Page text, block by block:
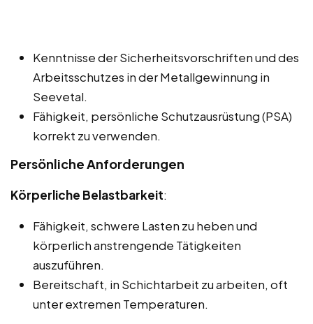
Kenntnisse der Sicherheitsvorschriften und des
Arbeitsschutzes in der Metallgewinnung in
Seevetal.
Fähigkeit, persönliche Schutzausrüstung (PSA)
korrekt zu verwenden.
Persönliche Anforderungen
Körperliche Belastbarkeit:
Fähigkeit, schwere Lasten zu heben und
körperlich anstrengende Tätigkeiten
auszuführen.
Bereitschaft, in Schichtarbeit zu arbeiten, oft
unter extremen Temperaturen.